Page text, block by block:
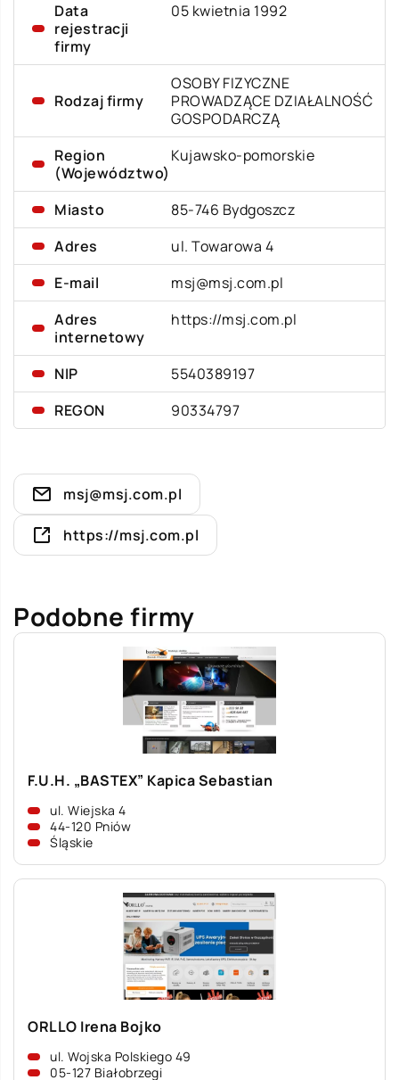
Data
rejestracji
firmy
05 kwietnia 1992
Rodzaj firmy
OSOBY FIZYCZNE
PROWADZĄCE DZIAŁALNOŚĆ
GOSPODARCZĄ
Region
(Województwo)
Kujawsko-pomorskie
Miasto
85-746 Bydgoszcz
Adres
ul. Towarowa 4
E-mail
msj@msj.com.pl
Adres
internetowy
https://msj.com.pl
NIP
5540389197
REGON
90334797
msj@msj.com.pl
https://msj.com.pl
Podobne firmy
F.U.H. „BASTEX” Kapica Sebastian
ul. Wiejska 4
44-120 Pniów
Śląskie
ORLLO Irena Bojko
ul. Wojska Polskiego 49
05-127 Białobrzegi